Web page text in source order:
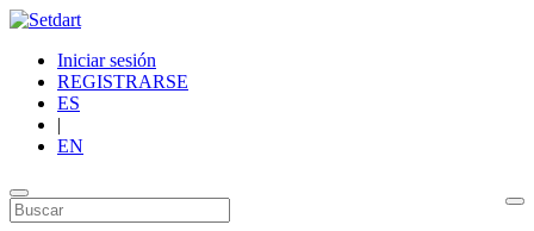
Iniciar sesión
REGISTRARSE
ES
|
EN